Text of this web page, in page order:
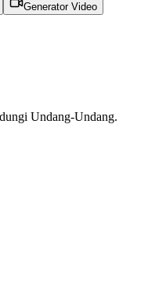
Generator Video
Undang-Undang.